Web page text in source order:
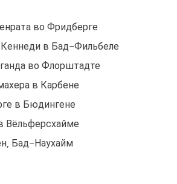
во Фридберге
в Бад-Фильбеле
во Флорштадте
в Карбене
в Бюдингене
Вёльферсхайме
Бад-Наухайм